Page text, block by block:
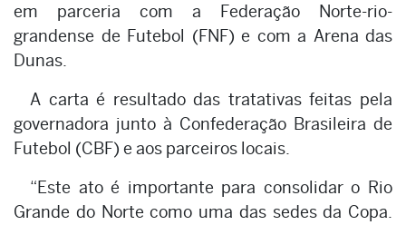
em parceria com a Federação Norte-rio-
grandense de Futebol (FNF) e com a Arena das
Dunas.
A carta é resultado das tratativas feitas pela
governadora junto à Confederação Brasileira de
Futebol (CBF) e aos parceiros locais.
“Este ato é importante para consolidar o Rio
Grande do Norte como uma das sedes da Copa.